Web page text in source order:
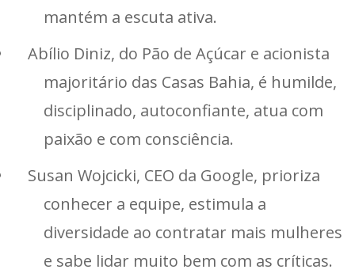
mantém a escuta ativa.
Abílio Diniz, do Pão de Açúcar e acionista
majoritário das Casas Bahia, é humilde,
disciplinado, autoconfiante, atua com
paixão e com consciência.
Susan Wojcicki, CEO da Google, prioriza
conhecer a equipe, estimula a
diversidade ao contratar mais mulheres
e sabe lidar muito bem com as críticas.